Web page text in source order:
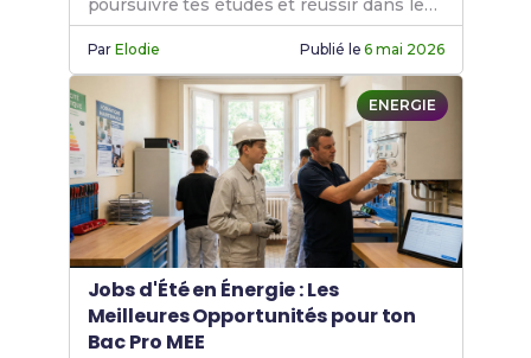
poursuivre tes études et réussir dans le
secteur.
ParElodie Publié le6 mai 2026
ENERGIE
Jobs d'Été en Énergie : Les
Meilleures Opportunités pour ton
Bac Pro MEE